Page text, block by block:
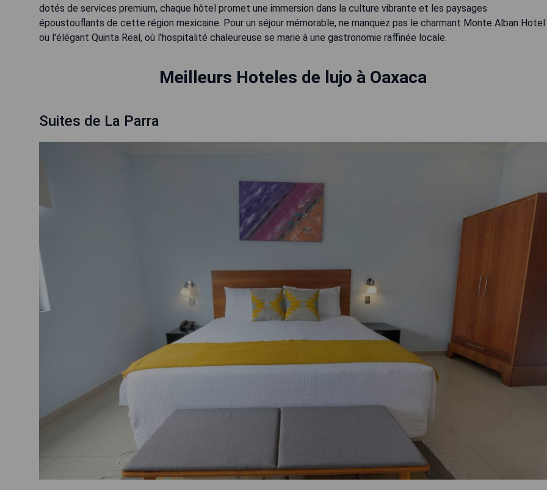
dotés de services premium, chaque hôtel promet une immersion dans la culture vibrante et les paysages
époustouflants de cette région mexicaine. Pour un séjour mémorable, ne manquez pas le charmant Monte Alban Hotel
ou l'élégant Quinta Real, où l'hospitalité chaleureuse se marie à une gastronomie raffinée locale.
Meilleurs Hoteles de lujo à Oaxaca
Suites de La Parra